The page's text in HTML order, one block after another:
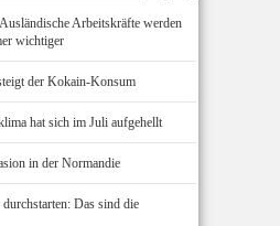
Arbeitskräfte werden
wichtiger
der Kokain-Konsum
hat sich im Juli aufgehellt
in der Normandie
Das sind die